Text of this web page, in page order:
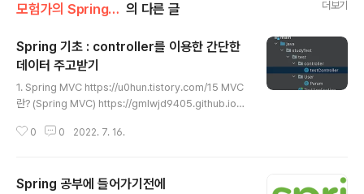
모험가의 Spring/Spring 의 다른 글 더보기
Spring 기초 : controller를 이용한 간단한
데이터 주고받기
1. Spring MVC https://u0hun.tistory.com/15 MVC
란? (Spring MVC) https://gmlwjd9405.github.io/2
MVC] Spring MVC Framework란 - Heee's Devel
tistory.com 2. Postman https://testmanager.tisto
0 0 2022. 7. 16.
Spring 공부에 들어가기전에